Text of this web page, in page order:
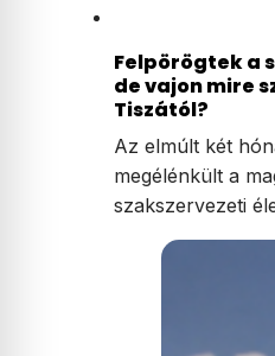
Felpörögtek a
de vajon mire
Tiszától?
Az elmúlt két
megélénkült a
szakszervezeti